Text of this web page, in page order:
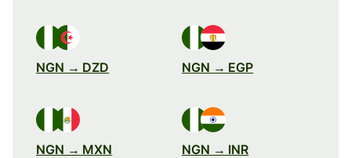
NGN → DZD NGN → EGP
NGN → MXN NGN → INR